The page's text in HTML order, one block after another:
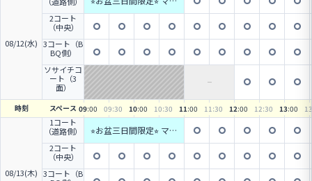
08/12(水)
2コート
（中央）
3コート（B
BQ側）
ソサイチコ
ート（3
面）
時刻 スペース 09:00 09:30 10:00 10:30 11:00 11 :30 12:00 12:30 13:00 13
08/13(木)
1コート
（道路側）
⭐︎お盆三日間限定⭐︎ マテ
2コート
（中央）
3コート（B